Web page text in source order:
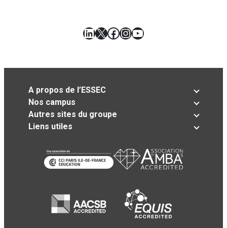
LinkedIn
X Facebook
Instagram
YouTube
A propos de l’ESSEC
Nos campus
Autres sites du groupe
Liens utiles